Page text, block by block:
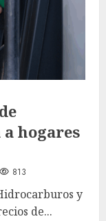
hogares
813
y
de...